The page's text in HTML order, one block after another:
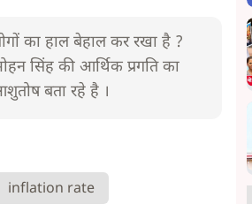
का हाल बेहाल कर रखा है ?
सिंह की आर्थिक प्रगति का
बता रहे है ।
inflation rate